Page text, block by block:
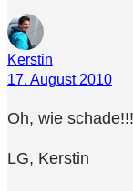
Kerstin
17. August 2010
Oh, wie
LG, Kerstin